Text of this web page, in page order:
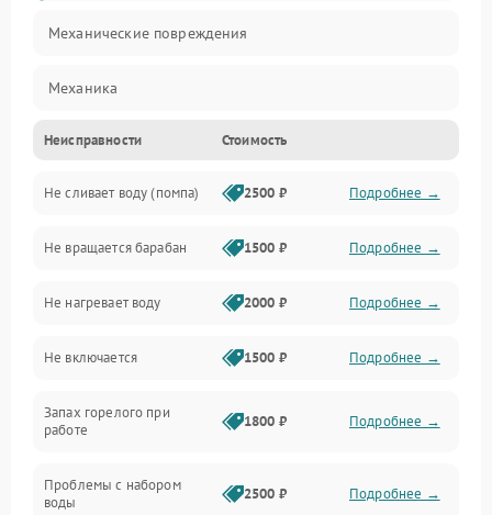
Механические повреждения
Механика
Электропитание
Водоснабжение
Слив
Программное обеспечение
Неисправности Стоимость
Не сливает воду (помпа) 2500 ₽ Подробнее →
Не вращается барабан 1500 ₽ Подробнее →
Не нагревает воду 2000 ₽ Подробнее →
Не включается 1500 ₽ Подробнее →
Запах горелого при
работе
1800 ₽ Подробнее →
Проблемы с набором
воды
2500 ₽ Подробнее →